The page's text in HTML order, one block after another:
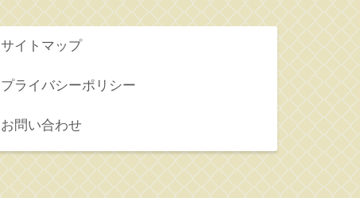
サイトマップ
プライバシーポリシー
お問い合わせ